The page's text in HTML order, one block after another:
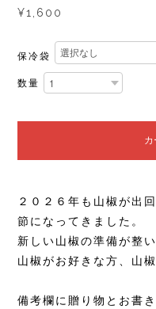
¥1,600
保冷袋
数量
カ
２０２６年も山椒が出
節になってきました。
新しい山椒の準備が整
山椒がお好きな方、山
備考欄に贈り物とお書